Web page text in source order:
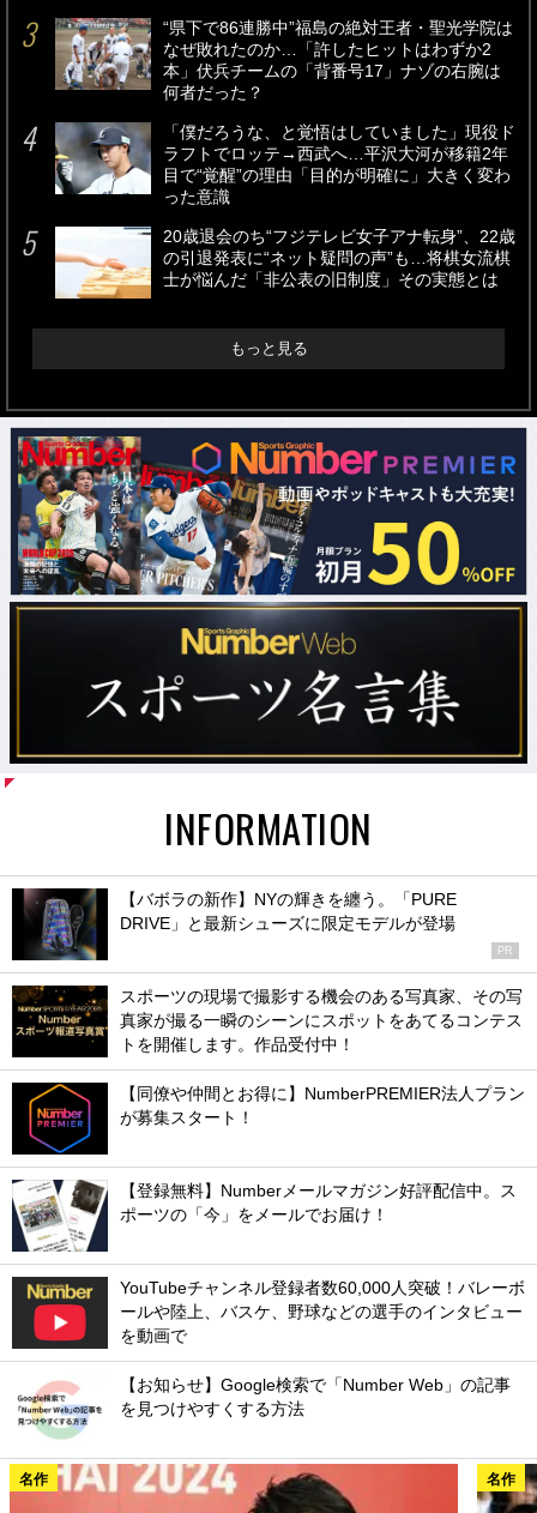
“県下で86連勝中”福島の絶対王者・聖光学院は
なぜ敗れたのか…「許したヒットはわずか2
本」伏兵チームの「背番号17」ナゾの右腕は
何者だった？
「僕だろうな、と覚悟はしていました」現役ド
ラフトでロッテ→西武へ…平沢大河が移籍2年
目で“覚醒”の理由「目的が明確に」大きく変わ
った意識
20歳退会のち“フジテレビ女子アナ転身”、22歳
の引退発表に“ネット疑問の声”も…将棋女流棋
士が悩んだ「非公表の旧制度」その実態とは
もっと見る
INFORMATION
【バボラの新作】NYの輝きを纏う。「PURE
DRIVE」と最新シューズに限定モデルが登場
PR
スポーツの現場で撮影する機会のある写真家、その写
真家が撮る一瞬のシーンにスポットをあてるコンテス
トを開催します。作品受付中！
【同僚や仲間とお得に】NumberPREMIER法人プラン
が募集スタート！
【登録無料】Numberメールマガジン好評配信中。ス
ポーツの「今」をメールでお届け！
YouTubeチャンネル登録者数60,000人突破！バレーボ
ールや陸上、バスケ、野球などの選手のインタビュー
を動画で
【お知らせ】Google検索で「Number Web」の記事
を見つけやすくする方法
名作 名作